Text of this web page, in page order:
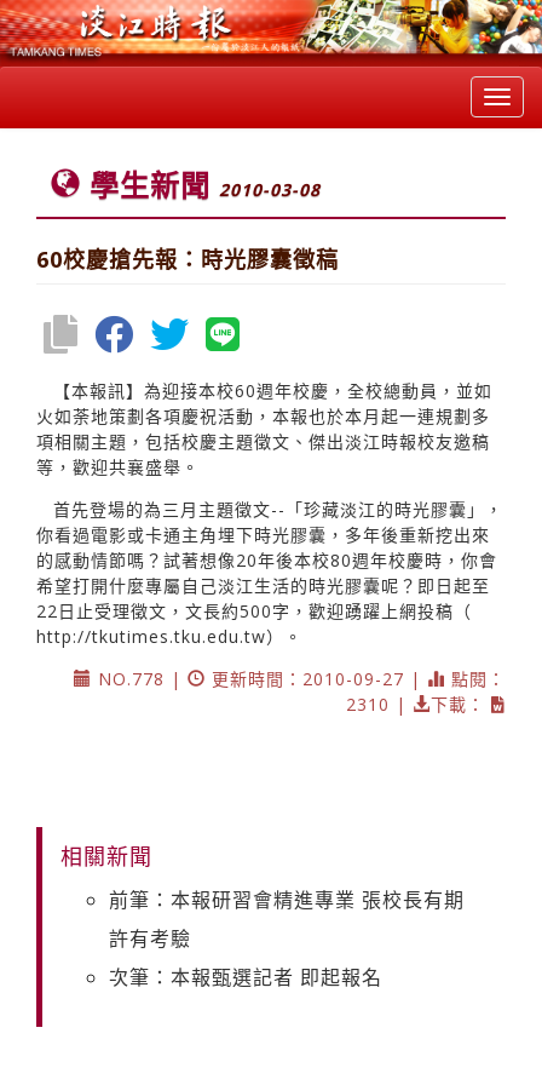
學生新聞 2010-03-08
60校慶搶先報：時光膠囊徵稿
【本報訊】為迎接本校60週年校慶，全校總動員，並如
火如荼地策劃各項慶祝活動，本報也於本月起一連規劃多
項相關主題，包括校慶主題徵文、傑出淡江時報校友邀稿
等，歡迎共襄盛舉。
首先登場的為三月主題徵文--「珍藏淡江的時光膠囊」，
你看過電影或卡通主角埋下時光膠囊，多年後重新挖出來
的感動情節嗎？試著想像20年後本校80週年校慶時，你會
希望打開什麼專屬自己淡江生活的時光膠囊呢？即日起至
22日止受理徵文，文長約500字，歡迎踴躍上網投稿（
http://tkutimes.tku.edu.tw）。
NO.778 |
更新時間：2010-09-27 |
點閱：
2310 |
下載：
相關新聞
前筆：本報研習會精進專業 張校長有期
許有考驗
次筆：本報甄選記者 即起報名